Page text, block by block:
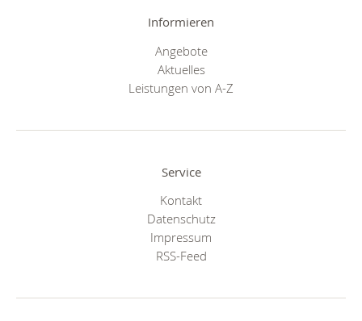
Informieren
Angebote
Aktuelles
Leistungen von A-Z
Service
Kontakt
Datenschutz
Impressum
RSS-Feed